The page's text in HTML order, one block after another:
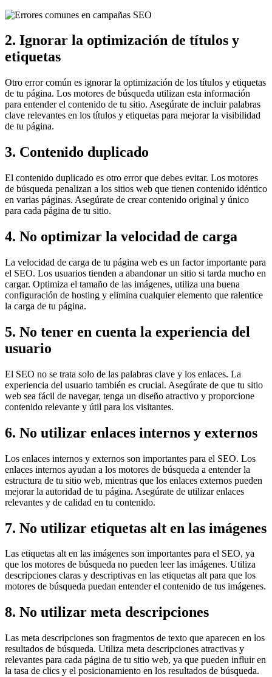
2. Ignorar la optimización de títulos y
etiquetas
Otro error común es ignorar la optimización de los títulos y etiquetas
de tu página. Los motores de búsqueda utilizan esta información
para entender el contenido de tu sitio. Asegúrate de incluir palabras
clave relevantes en los títulos y etiquetas para mejorar la visibilidad
de tu página.
3. Contenido duplicado
El contenido duplicado es otro error que debes evitar. Los motores
de búsqueda penalizan a los sitios web que tienen contenido idéntico
en varias páginas. Asegúrate de crear contenido original y único
para cada página de tu sitio.
4. No optimizar la velocidad de carga
La velocidad de carga de tu página web es un factor importante para
el SEO. Los usuarios tienden a abandonar un sitio si tarda mucho en
cargar. Optimiza el tamaño de las imágenes, utiliza una buena
configuración de hosting y elimina cualquier elemento que ralentice
la carga de tu página.
5. No tener en cuenta la experiencia del
usuario
El SEO no se trata solo de las palabras clave y los enlaces. La
experiencia del usuario también es crucial. Asegúrate de que tu sitio
web sea fácil de navegar, tenga un diseño atractivo y proporcione
contenido relevante y útil para los visitantes.
6. No utilizar enlaces internos y externos
Los enlaces internos y externos son importantes para el SEO. Los
enlaces internos ayudan a los motores de búsqueda a entender la
estructura de tu sitio web, mientras que los enlaces externos pueden
mejorar la autoridad de tu página. Asegúrate de utilizar enlaces
relevantes y de calidad en tu contenido.
7. No utilizar etiquetas alt en las imágenes
Las etiquetas alt en las imágenes son importantes para el SEO, ya
que los motores de búsqueda no pueden leer las imágenes. Utiliza
descripciones claras y descriptivas en las etiquetas alt para que los
motores de búsqueda puedan entender el contenido de tus imágenes.
8. No utilizar meta descripciones
Las meta descripciones son fragmentos de texto que aparecen en los
resultados de búsqueda. Utiliza meta descripciones atractivas y
relevantes para cada página de tu sitio web, ya que pueden influir en
la tasa de clics y el posicionamiento en los resultados de búsqueda.